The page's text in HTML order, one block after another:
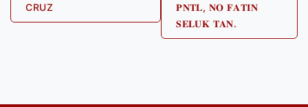
CRUZ
𝐏𝐍𝐓𝐋, 𝐍𝐎 𝐅𝐀𝐓𝐈𝐍
𝐒𝐄𝐋𝐔𝐊 𝐓𝐀𝐍.